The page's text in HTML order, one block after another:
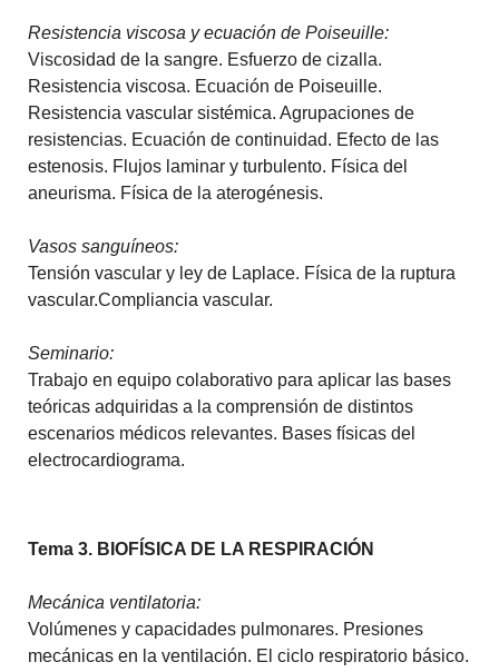
Resistencia viscosa y ecuación de Poiseuille:
Viscosidad de la sangre. Esfuerzo de cizalla.
Resistencia viscosa. Ecuación de Poiseuille.
Resistencia vascular sistémica. Agrupaciones de
resistencias. Ecuación de continuidad. Efecto de las
estenosis. Flujos laminar y turbulento. Física del
aneurisma. Física de la aterogénesis.
Vasos sanguíneos:
Tensión vascular y ley de Laplace. Física de la ruptura
vascular.Compliancia vascular.
Seminario:
Trabajo en equipo colaborativo para aplicar las bases
teóricas adquiridas a la comprensión de distintos
escenarios médicos relevantes. Bases físicas del
electrocardiograma.
Tema 3. BIOFÍSICA DE LA RESPIRACIÓN
Mecánica ventilatoria:
Volúmenes y capacidades pulmonares. Presiones
mecánicas en la ventilación. El ciclo respiratorio básico.